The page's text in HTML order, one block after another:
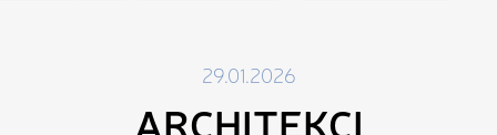
29.01.2026
ARCHITEKCI